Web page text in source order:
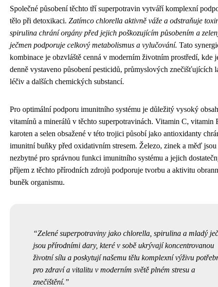
Společné působení těchto tří superpotravin vytváří komplexní
tělo při detoxikaci. Zatímco chlorella aktivně váže a odstraňuje
spirulina chrání orgány před jejich poškozujícím působením a
ječmen podporuje celkový metabolismus a vylučování. Tato
kombinace je obzvláště cenná v moderním životním prostředí, kde
denně vystaveno působení pesticidů, průmyslových znečišťujících
léčiv a dalších chemických substancí.
Pro optimální podporu imunitního systému je důležitý vysoký obsah
vitamínů a minerálů v těchto superpotravinách. Vitamin C, vitamin
karoten a selen obsažené v této trojici působí jako antioxidanty
imunitní buňky před oxidativním stresem. Železo, zinek a měď jsou
nezbytné pro správnou funkci imunitního systému a jejich
příjem z těchto přírodních zdrojů podporuje tvorbu a aktivitu
buněk organismu.
Zelené superpotraviny jako chlorella, spirulina a mladý
jsou přírodními dary, které v sobě ukrývají koncentrovanou
životní sílu a poskytují našemu tělu komplexní výživu
pro zdraví a vitalitu v moderním světě plném stresu a
znečištění.